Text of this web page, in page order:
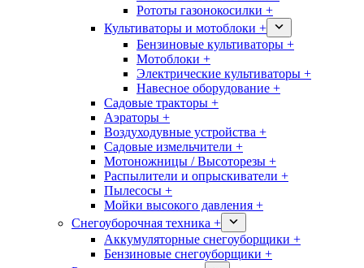
Рототы газонокосилки +
Культиваторы и мотоблоки +
Бензиновые культиваторы +
Мотоблоки +
Электрические культиваторы +
Навесное оборудование +
Садовые тракторы +
Аэраторы +
Воздуходувные устройства +
Садовые измельчители +
Мотоножницы / Высоторезы +
Распылители и опрыскиватели +
Пылесосы +
Мойки высокого давления +
Снегоуборочная техника +
Аккумуляторные снегоуборщики +
Бензиновые снегоуборщики +